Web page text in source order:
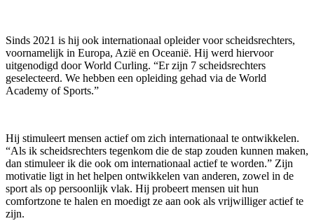
Sinds 2021 is hij ook internationaal opleider voor scheidsrechters,
voornamelijk in Europa, Azië en Oceanië. Hij werd hiervoor
uitgenodigd door World Curling. “Er zijn 7 scheidsrechters
geselecteerd. We hebben een opleiding gehad via de World
Academy of Sports.”
Hij stimuleert mensen actief om zich internationaal te ontwikkelen.
“Als ik scheidsrechters tegenkom die de stap zouden kunnen maken,
dan stimuleer ik die ook om internationaal actief te worden.” Zijn
motivatie ligt in het helpen ontwikkelen van anderen, zowel in de
sport als op persoonlijk vlak. Hij probeert mensen uit hun
comfortzone te halen en moedigt ze aan ook als vrijwilliger actief te
zijn.